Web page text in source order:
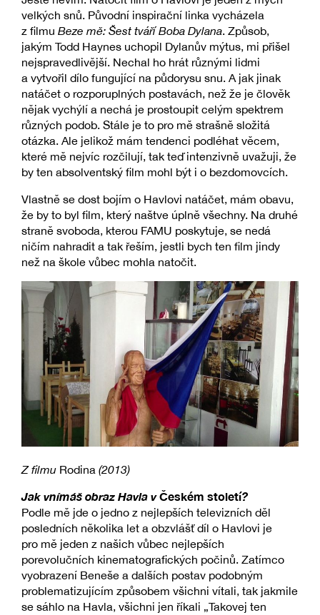
velkých snů. Původní inspirační linka vycházela
z filmu Beze mě: Šest tváří Boba Dylana. Způsob,
jakým Todd Haynes uchopil Dylanův mýtus, mi přišel
nejspravedlivější. Nechal ho hrát různými lidmi
a vytvořil dílo fungující na půdorysu snu. A jak jinak
natáčet o rozporuplných postavách, než že je člověk
nějak vychýlí a nechá je prostoupit celým spektrem
různých podob. Stále je to pro mě strašně složitá
otázka. Ale jelikož mám tendenci podléhat věcem,
které mě nejvíc rozčilují, tak teď intenzivně uvažuji, že
by ten absolventský film mohl být i o bezdomovcích.
Vlastně se dost bojím o Havlovi natáčet, mám obavu,
že by to byl film, který naštve úplně všechny. Na druhé
straně svoboda, kterou FAMU poskytuje, se nedá
ničím nahradit a tak řeším, jestli bych ten film jindy
než na škole vůbec mohla natočit.
Z filmu Rodina (2013)
Jak vnímáš obraz Havla vČeském století?
Podle mě jde o jedno z nejlepších televizních děl
posledních několika let a obzvlášť díl o Havlovi je
pro mě jeden z našich vůbec nejlepších
porevolučních kinematografických počinů. Zatímco
vyobrazení Beneše a dalších postav podobným
problematizujícím způsobem všichni vítali, tak jakmile
se sáhlo na Havla, všichni jen říkali „Takovej ten